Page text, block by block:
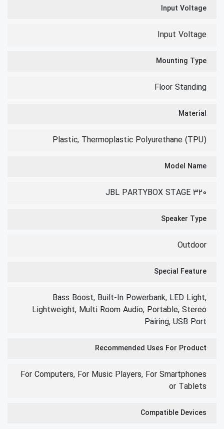
Input Voltage
Input Voltage
Mounting Type
Floor Standing
Material
Plastic, Thermoplastic Polyurethane (TPU)
Model Name
JBL PARTYBOX STAGE 320
Speaker Type
Outdoor
Special Feature
Bass Boost, Built-In Powerbank, LED Light,
Lightweight, Multi Room Audio, Portable, Stereo
Pairing, USB Port
Recommended Uses For Product
For Computers, For Music Players, For Smartphones
or Tablets
Compatible Devices